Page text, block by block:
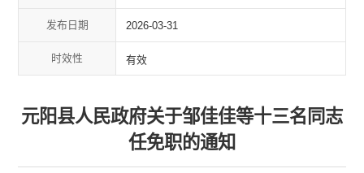
发布日期 2026-03-31
时效性 有效
元阳县人民政府关于邹佳佳等十三名同志
任免职的通知